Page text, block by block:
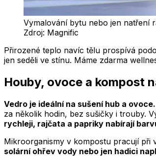
Vymalování bytu nebo jen natření
Zdroj: Magnific
Přirozené teplo navíc tělu prospívá
jen seděli ve stínu. Máme zdarma
Houby, ovoce a kompost
Vedro je ideální na sušení hub a ovoce.
za několik hodin, bez sušičky i trouby.
rychleji, rajčata a papriky nabírají
Mikroorganismy v kompostu pracují při
solární ohřev vody nebo jen hadici